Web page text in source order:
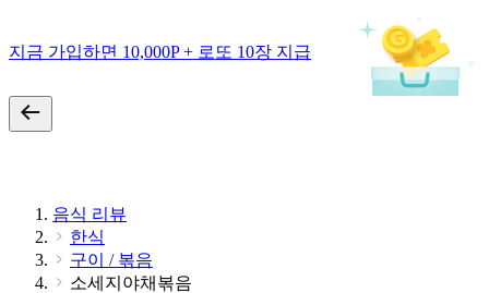
지금 가입하면 10,000P + 로또 10장 지급
음식 리뷰
한식
구이 / 볶음
소세지야채볶음